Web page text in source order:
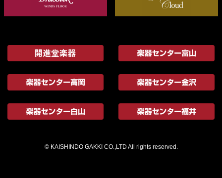
© KAISHINDO GAKKI CO.,LTD All rights reserved.